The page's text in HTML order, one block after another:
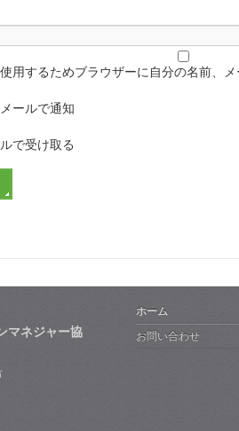
用するためブラウザーに自分の名前、
ールで通知
で受け取る
マネジャー協
ホーム
お問い合わせ